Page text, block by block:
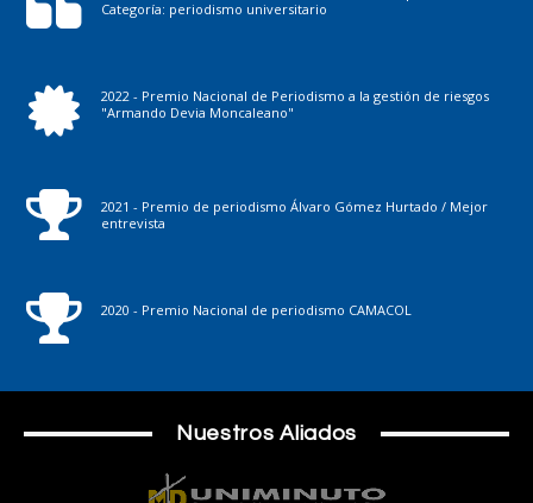
Categoría: periodismo universitario
2022 - Premio Nacional de Periodismo a la gestión de riesgos
"Armando Devia Moncaleano"
2021 - Premio de periodismo Álvaro Gómez Hurtado / Mejor
entrevista
2020 - Premio Nacional de periodismo CAMACOL
Nuestros Aliados